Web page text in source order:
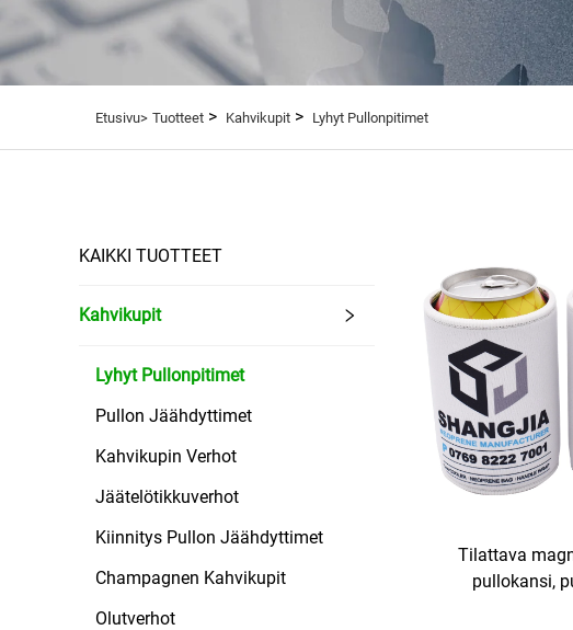
Etusivu> Tuotteet > Kahvikupit > Lyhyt Pullonpitimet
KAIKKI TUOTTEET
Kahvikupit
Lyhyt Pullonpitimet
Pullon Jäähdyttimet
Kahvikupin Verhot
Jäätelötikkuverhot
Kiinnitys Pullon Jäähdyttimet
Champagnen Kahvikupit
Olutverhot
Tilattava
pullokansi,